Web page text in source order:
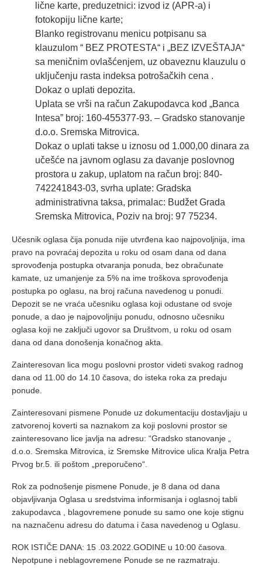
lične karte, preduzetnici: izvod iz (APR-a) i
fotokopiju lične karte;
Blanko registrovanu menicu potpisanu sa
klauzulom “ BEZ PROTESTA“ i „BEZ IZVEŠTAJA“
sa meničnim ovlašćenjem, uz obaveznu klauzulu o
uključenju rasta indeksa potrošačkih cena .
Dokaz o uplati depozita.
Uplata se vrši na račun Zakupodavca kod „Banca
Intesa” broj: 160-455377-93. – Gradsko stanovanje
d.o.o. Sremska Mitrovica.
Dokaz o uplati takse u iznosu od 1.000,00 dinara za
učešće na javnom oglasu za davanje poslovnog
prostora u zakup, uplatom na račun broj: 840-
742241843-03, svrha uplate: Gradska
administrativna taksa, primalac: Budžet Grada
Sremska Mitrovica, Poziv na broj: 97 75234.
Učesnik oglasa čija ponuda nije utvrđena kao najpovoljnija, ima
pravo na povraćaj depozita u roku od osam dana od dana
sprovođenja postupka otvaranja ponuda, bez obračunate
kamate, uz umanjenje za 5% na ime troškova sprovođenja
postupka po oglasu, na broj računa navedenog u ponudi.
Depozit se ne vraća učesniku oglasa koji odustane od svoje
ponude, a dao je najpovoljniju ponudu, odnosno učesniku
oglasa koji ne zaključi ugovor sa Društvom, u roku od osam
dana od dana donošenja konačnog akta.
Zainteresovan lica mogu poslovni prostor videti svakog radnog
dana od 11.00 do 14.10 časova, do isteka roka za predaju
ponude.
Zainteresovani pismene Ponude uz dokumentaciju dostavljaju u
zatvorenoj koverti sa naznakom za koji poslovni prostor se
zainteresovano lice javlja na adresu: “Gradsko stanovanje „
d.o.o. Sremska Mitrovica, iz Sremske Mitrovice ulica Кralja Petra
Prvog br.5. ili poštom „preporučeno“.
Rok za podnošenje pismene Ponude, je 8 dana od dana
objavljivanja Oglasa u sredstvima informisanja i oglasnoj tabli
zakupodavca , blagovremene ponude su samo one koje stignu
na naznačenu adresu do datuma i časa navedenog u Oglasu.
ROК ISTIČE DANA: 15 .03.2022.GODINE u 10:00 časova.
Nepotpune i neblagovremene Ponude se ne razmatraju.